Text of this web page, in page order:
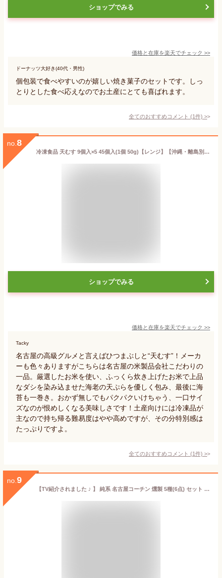
ショップでみる
価格と在庫を楽天でチェック >>
ドーナッツ大好き(40代・男性)
個包装で食べやすいのが嬉しい焼き菓子のセットです。しっ
とりとした食べ応えなのでお土産にとても喜ばれます。
全てのおすすめコメント (1件) >
no. 8
冷凍食品 天むす 9個入×5 45個入(1個 50g)【レンジ】【沖縄・離島別途送料必要】【送料無料】
ショップでみる
価格と在庫を楽天でチェック >>
Tacky
名古屋の高級グルメと言えばひつまぶしと“天むす”！メーカ
ーも色々ありますがこちらは名古屋の米製品会社こだわりの
一品。厳選したお米を使い、ふっくら炊き上げたお米で上品
なダシを染み込ませた海老の天ぷらを優しく包み、最後に海
苔も一巻き。おかず無しでもパクパクいけちゃう、一口サイ
ズなのが恨めしくなる美味しさです！土産向けには冷凍品が
主なので持ち帰る難易度はやや高めですが、その分特別感は
たっぷりですよ。
全てのおすすめコメント (1件) >
no. 9
【TV紹介されました ♪ 】 純系 名古屋コーチン 燻製 5種(6点) セット ギフト プレゼント おつまみ ハム ソーセージ 国産 高級 地鶏 鶏肉 食べ物 肉 お取り扱いグルメ 熨斗 手提げ袋 お祝い 結婚内祝い 出産内祝い 誕生日 お祝い お礼 お歳暮 59